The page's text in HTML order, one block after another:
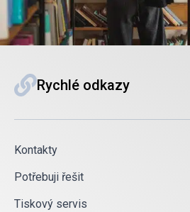
Rychlé odkazy
Kontakty
Potřebuji řešit
Tiskový servis